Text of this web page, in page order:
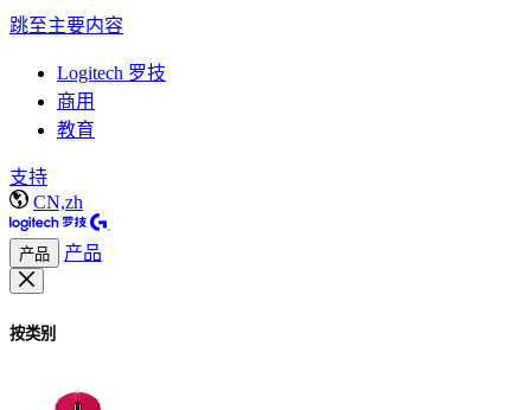
跳至主要内容
Logitech 罗技
商用
教育
支持
CN,zh
产品 产品
按类别